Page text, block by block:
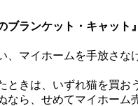
ブランケット・キャット』
、マイホームを手放さな
ときは、いずれ猫を買お
なら、せめてマイホーム